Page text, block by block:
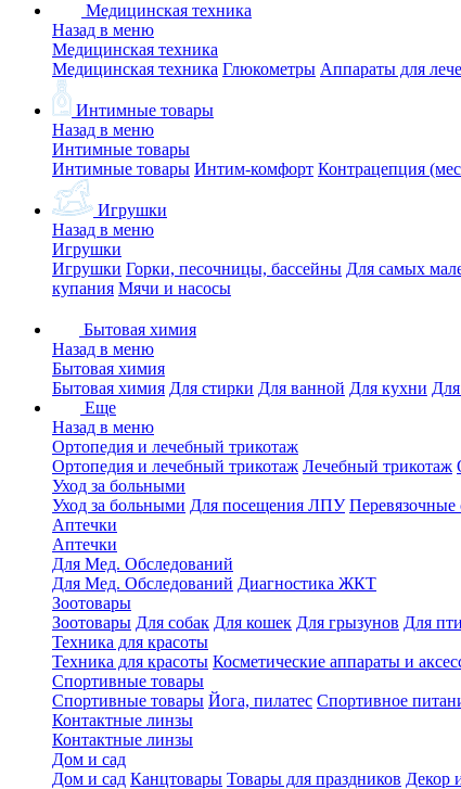
Медицинская техника
Назад в меню
Медицинская техника
Медицинская техника Глюкометры Аппараты для
Интимные товары
Назад в меню
Интимные товары
Интимные товары Интим-комфорт Контрацепция
Игрушки
Назад в меню
Игрушки
Игрушки Горки, песочницы, бассейны Для самых
купания Мячи и насосы
Бытовая химия
Назад в меню
Бытовая химия
Бытовая химия Для стирки Для ванной Для кухни
Еще
Назад в меню
Ортопедия и лечебный трикотаж
Ортопедия и лечебный трикотаж Лечебный трикотаж
Уход за больными
Уход за больными Для посещения ЛПУ Перевязочные
Аптечки
Аптечки
Для Мед. Обследований
Для Мед. Обследований Диагностика ЖКТ
Зоотовары
Зоотовары Для собак Для кошек Для грызунов Для
Техника для красоты
Техника для красоты Косметические аппараты и
Спортивные товары
Спортивные товары Йога, пилатес Спортивное
Контактные линзы
Контактные линзы
Дом и сад
Дом и сад Канцтовары Товары для праздников Декор